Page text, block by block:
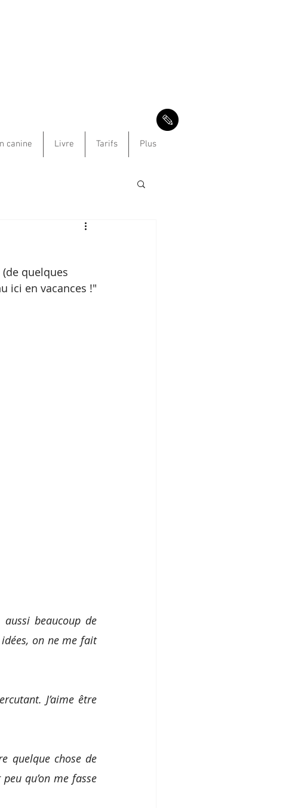
canine Livre Tarifs Plus
quelques
ici en vacances !"
aussi beaucoup de
on ne me fait
J’aime être
quelque chose de
qu’on me fasse